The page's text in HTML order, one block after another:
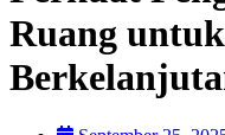
Ruang